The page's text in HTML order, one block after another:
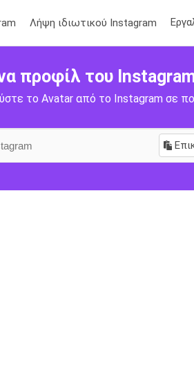
Λήψη ιδιωτικού Instagram
προφίλ του
το Avatar από το Instagram σε